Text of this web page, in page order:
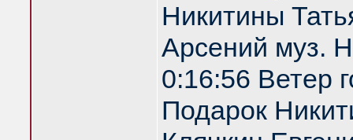
Никитины
Арсений муз.
0:16:56 Ветер
Подарок